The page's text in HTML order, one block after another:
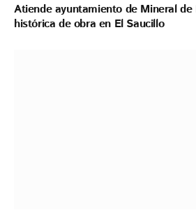
Atiende ayuntamiento de Mineral
histórica de obra en El Saucillo